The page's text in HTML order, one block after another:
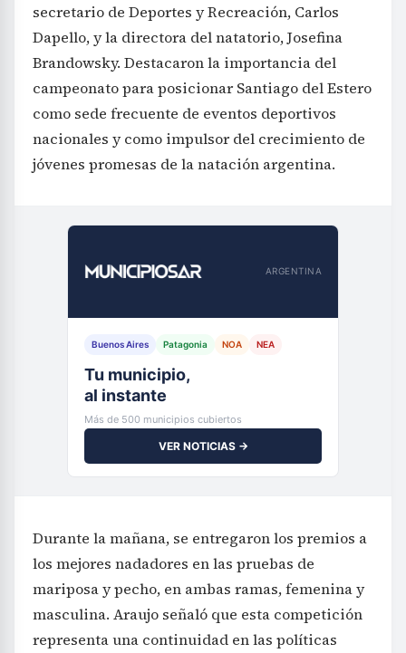
secretario de Deportes y Recreación, Carlos
Dapello, y la directora del natatorio, Josefina
Brandowsky. Destacaron la importancia del
campeonato para posicionar Santiago del Estero
como sede frecuente de eventos deportivos
nacionales y como impulsor del crecimiento de
jóvenes promesas de la natación argentina.
ARGENTINA
Buenos Aires Patagonia NOA NEA
Tu municipio,
al instante
Más de 500 municipios cubiertos
VER NOTICIAS →
Durante la mañana, se entregaron los premios a
los mejores nadadores en las pruebas de
mariposa y pecho, en ambas ramas, femenina y
masculina. Araujo señaló que esta competición
representa una continuidad en las políticas